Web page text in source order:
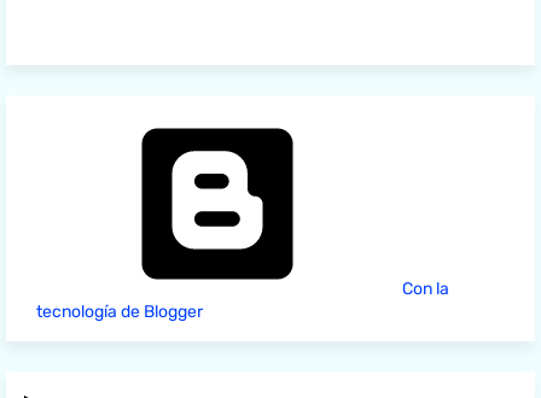
Con la
tecnología de Blogger